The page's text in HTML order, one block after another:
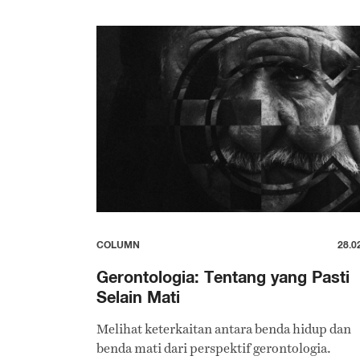
COLUMN
Gerontologia: Tentang yang Pasti
Selain Mati
Melihat keterkaitan antara benda hidup dan
benda mati dari perspektif gerontologia.